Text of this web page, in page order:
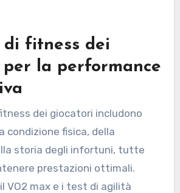
fitness dei
la performance
dei giocatori includono
condizione fisica, della
storia degli infortuni, tutte
prestazioni ottimali.
VO2 max e i test di agilità